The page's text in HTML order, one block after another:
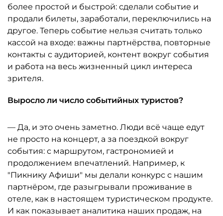
более простой и быстрой: сделали событие и
продали билеты, заработали, переключились на
другое. Теперь событие нельзя считать только
кассой на входе: важны партнёрства, повторные
контакты с аудиторией, контент вокруг события
и работа на весь жизненный цикл интереса
зрителя.
Выросло ли число событийных туристов?
— Да, и это очень заметно. Люди всё чаще едут
не просто на концерт, а за поездкой вокруг
события: с маршрутом, гастрономией и
продолжением впечатлений. Например, к
"Пикнику Афиши" мы делали конкурс с нашим
партнёром, где разыгрывали проживание в
отеле, как в настоящем туристическом продукте.
И как показывает аналитика наших продаж, на